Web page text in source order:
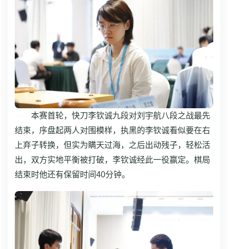
本赛首轮，快刀李钦诚九段对刘宇航八段之战最先
结束，序盘起两人对围模样，执黑的李钦诚看似要在右
上弃子转换，但实为瞒天过海，之后出动残子，轻松活
出，双方实地平衡被打破，李钦诚经此一役赢定。棋局
结束时他还有保留时间40分钟。